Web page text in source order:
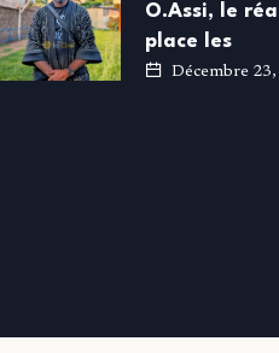
O.Assi, le
place les
Décembre